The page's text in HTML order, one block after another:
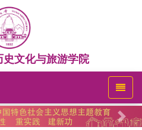
史文化与旅游学院
Next